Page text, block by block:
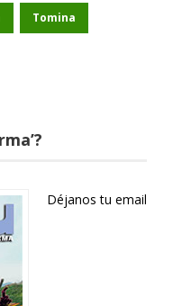
Tomina
Déjanos tu email